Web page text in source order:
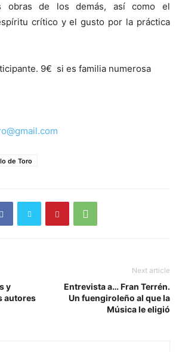
obras de los demás, así como el
crítico y el gusto por la práctica
9€ si es familia numerosa
de Toro
y
autores
Next article
Entrevista a… Fran Terrén.
Un fuengiroleño al que la
Música le eligió